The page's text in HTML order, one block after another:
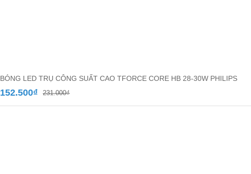
BÓNG LED TRỤ CÔNG SUẤT CAO TFORCE CORE HB 28-30W PHILIPS
231.000₫Giá
152.500₫
Giá